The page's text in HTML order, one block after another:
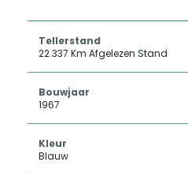
Tellerstand
22.337 Km Afgelezen Stand
Bouwjaar
1967
Kleur
Blauw